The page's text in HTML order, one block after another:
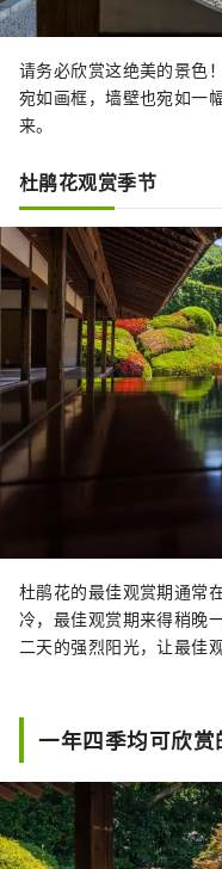
请务必欣赏这绝美的景色
宛如画框，墙壁也宛如一
来。
杜鹃花观赏季节
杜鹃花的最佳观赏期通常
冷，最佳观赏期来得稍晚
二天的强烈阳光，让最佳
一年四季均可欣赏